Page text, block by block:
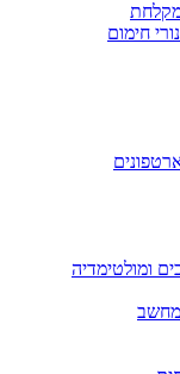
חימום
ומולטימדיה